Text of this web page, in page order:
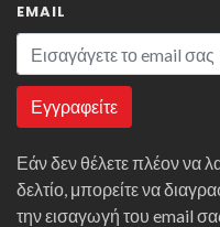
EMAIL
Εγγραφείτε
Εάν δεν θέλετε πλέον να
δελτίο, μπορείτε να
την εισαγωγή του email